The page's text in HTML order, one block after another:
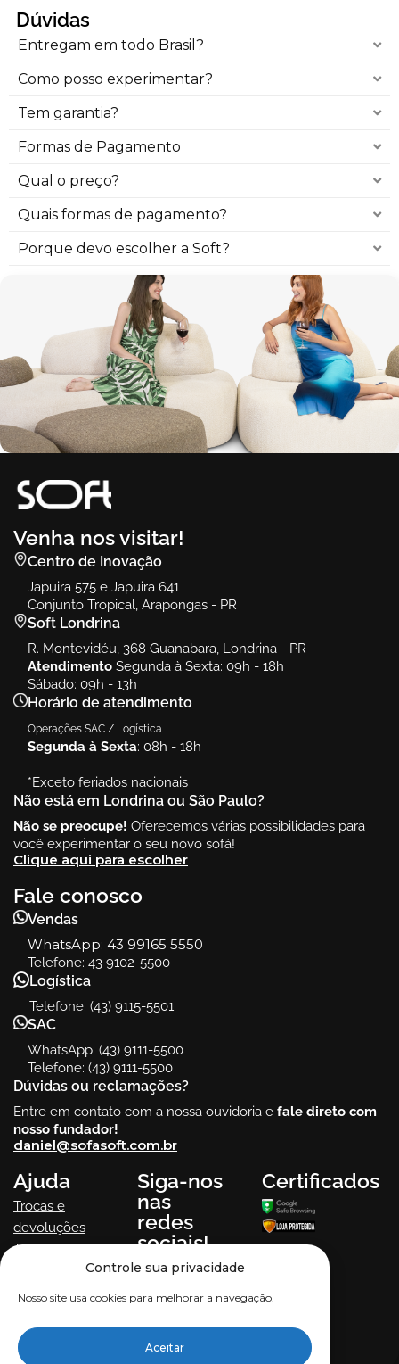
Controle sua privacidade
Nosso site usa cookies para melhorar a navegação.
Aceitar
Dúvidas
Entregam em todo Brasil?
Como posso experimentar?
Tem garantia?
Formas de Pagamento
Qual o preço?
Quais formas de pagamento?
Porque devo escolher a Soft?
Venha nos visitar!
Centro de Inovação
Japuira 575 e Japuira 641
Conjunto Tropical, Arapongas - PR
Soft Londrina
R. Montevidéu, 368 Guanabara, Londrina - PR
Atendimento Segunda à Sexta: 09h - 18h
Sábado: 09h - 13h
Horário de atendimento
Operações SAC / Logística
Segunda à Sexta: 08h - 18h
*Exceto feriados nacionais
Não está em Londrina ou São Paulo?
Não se preocupe! Oferecemos várias possibilidades para
você experimentar o seu novo sofá!
Clique aqui para escolher
Fale conosco
Vendas
WhatsApp: 43 99165 5550
Telefone: 43 9102-5500
Logística
Telefone: (43) 9115-5501
SAC
WhatsApp: (43) 9111-5500
Telefone: (43) 9111-5500
Dúvidas ou reclamações?
Entre em contato com a nossa ouvidoria e fale direto com
nosso fundador!
daniel@sofasoft.com.br
Ajuda
Trocas e
devoluções
Termos de uso
Privacidade
Siga-nos
nas
redes
sociais!
Certificados